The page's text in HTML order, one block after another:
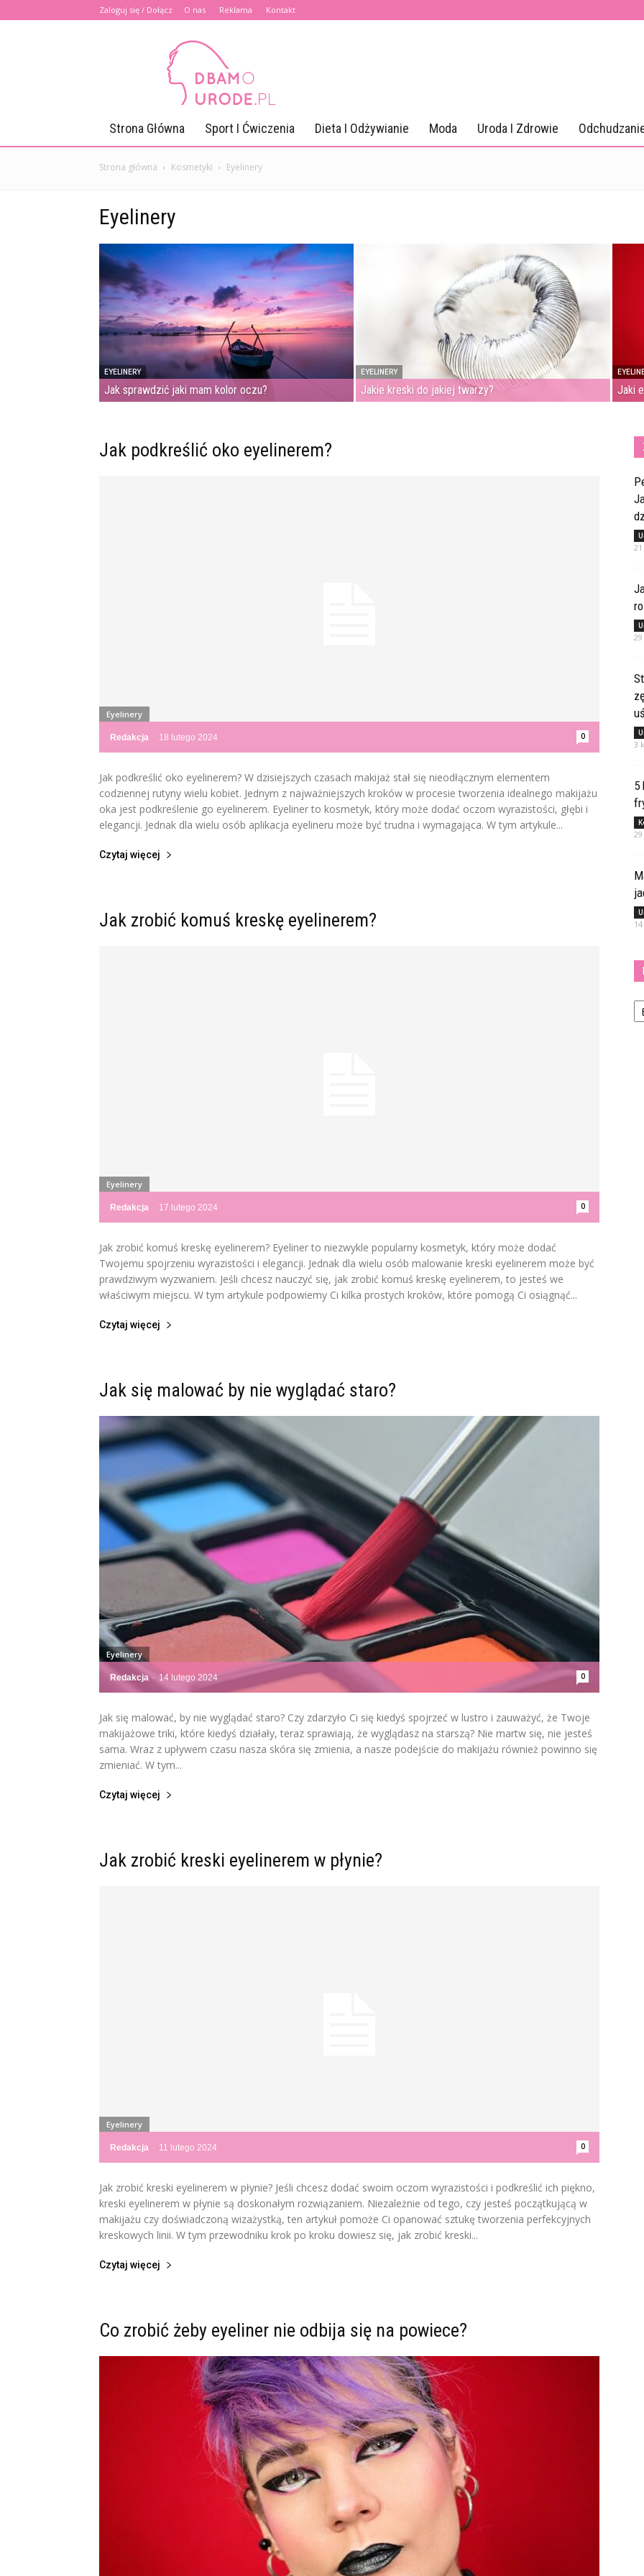
Zaloguj się / Dołącz O nas Reklama Kontakt
Dbamourode.pl
Strona Główna Sport I Ćwiczenia Dieta I Odżywianie Moda Uroda I Zdrowie
Strona główna Kosmetyki Eyelinery
Eyelinery
EYELINERY
Jak sprawdzić jaki mam kolor oczu?
EYELINERY
Jakie kreski do jakiej twarzy? Jaki
Jak podkreślić oko eyelinerem?
Redakcja - 18 lutego 2024 0
Eyelinery
Jak podkreślić oko eyelinerem? W dzisiejszych czasach makijaż stał się nieodłącznym elementem
codziennej rutyny wielu kobiet. Jednym z najważniejszych kroków w procesie tworzenia idealnego makijażu
oka jest podkreślenie go eyelinerem. Eyeliner to kosmetyk, który może dodać oczom wyrazistości, głębi i
elegancji. Jednak dla wielu osób aplikacja eyelineru może być trudna i wymagająca. W tym artykule...
Czytaj więcej
Jak zrobić komuś kreskę eyelinerem?
Redakcja - 17 lutego 2024 0
Eyelinery
Jak zrobić komuś kreskę eyelinerem? Eyeliner to niezwykle popularny kosmetyk, który może dodać
Twojemu spojrzeniu wyrazistości i elegancji. Jednak dla wielu osób malowanie kreski eyelinerem może być
prawdziwym wyzwaniem. Jeśli chcesz nauczyć się, jak zrobić komuś kreskę eyelinerem, to jesteś we
właściwym miejscu. W tym artykule podpowiemy Ci kilka prostych kroków, które pomogą Ci osiągnąć...
Czytaj więcej
Jak się malować by nie wyglądać staro?
Redakcja - 14 lutego 2024 0
Eyelinery
Jak się malować, by nie wyglądać staro? Czy zdarzyło Ci się kiedyś spojrzeć w lustro i zauważyć, że Twoje
makijażowe triki, które kiedyś działały, teraz sprawiają, że wyglądasz na starszą? Nie martw się, nie jesteś
sama. Wraz z upływem czasu nasza skóra się zmienia, a nasze podejście do makijażu również powinno się
zmieniać. W tym...
Czytaj więcej
Jak zrobić kreski eyelinerem w płynie?
Redakcja - 11 lutego 2024 0
Eyelinery
Jak zrobić kreski eyelinerem w płynie? Jeśli chcesz dodać swoim oczom wyrazistości i podkreślić ich piękno,
kreski eyelinerem w płynie są doskonałym rozwiązaniem. Niezależnie od tego, czy jesteś początkującą w
makijażu czy doświadczoną wizażystką, ten artykuł pomoże Ci opanować sztukę tworzenia perfekcyjnych
kreskowych linii. W tym przewodniku krok po kroku dowiesz się, jak zrobić kreski...
Czytaj więcej
Co zrobić żeby eyeliner nie odbija się na powiece?
3
5